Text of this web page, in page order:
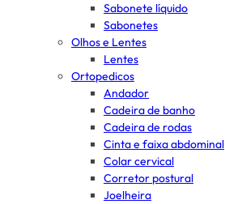
Sabonete líquido
Sabonetes
Olhos e Lentes
Lentes
Ortopedicos
Andador
Cadeira de banho
Cadeira de rodas
Cinta e faixa abdominal
Colar cervical
Corretor postural
Joelheira